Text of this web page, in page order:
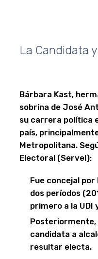
La Candidata
Bárbara Kast,
sobrina de José
su carrera política
país,
Metropolitana.
Electoral (Servel):
Fue concejal por
dos períodos
primero a la UDI
Posteriormente,
candidata a
resultar electa.